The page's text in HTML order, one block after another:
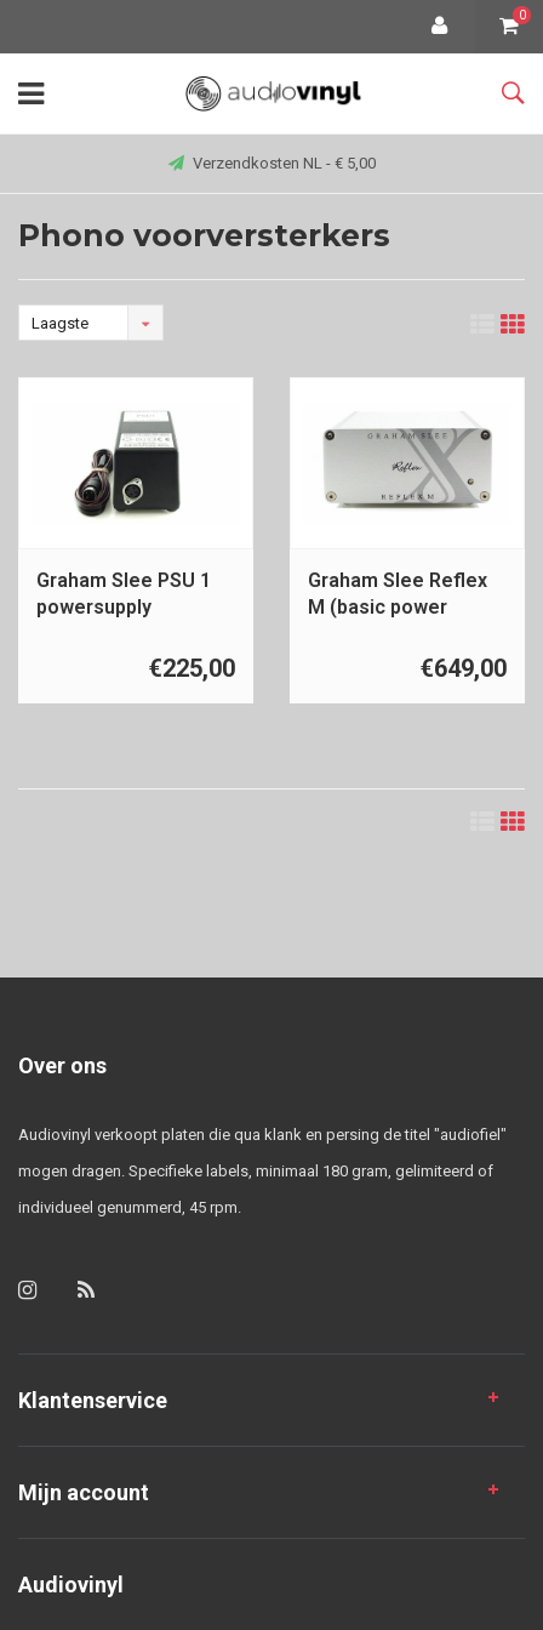
0
Verzendkosten NL - € 5,00
Phono voorversterkers
Laagste
Graham Slee PSU 1
powersupply
€225,00
Graham Slee Reflex
M (basic power
€649,00
Over ons
Audiovinyl verkoopt platen die qua klank en persing de titel "audiofiel"
mogen dragen. Specifieke labels, minimaal 180 gram, gelimiteerd of
individueel genummerd, 45 rpm.
Klantenservice
Mijn account
Audiovinyl